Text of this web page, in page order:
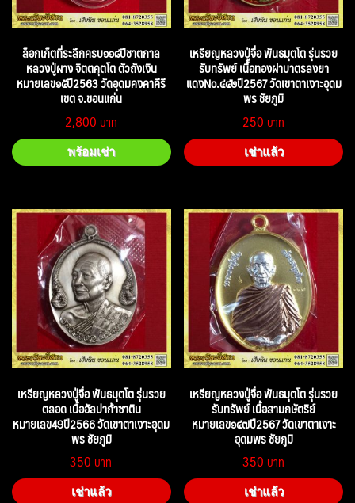
ล็อกเก็ตที่ระลึกครบ๑๑๘ปีชาตกาล
หลวงปู่ผาง จิตตคุตโต ตัวถังเงิน
หมายเลข๑๕ปี2563 วัดอุดมคงคาคีรี
เขต จ.ขอนแก่น
2,800
พร้อมเช่า
เหรียญหลวงปู่จื่อ พันธมุตโต รุ่นรวย
รับทรัพย์ เนื้อทองฝาบาตรลงยา
แดงNo.๔๔๒ปี2567 วัดเขาตาเงาะอุดม
พร ชัยภูมิ
250
เช่าแล้ว
เหรียญหลวงปู่จื่อ พันธมุตโต รุ่นรวย
ตลอด เนื้ออัลปาก้าซาติน
หมายเลข49ปี2566 วัดเขาตาเงาะอุดม
พร ชัยภูมิ
350
เช่าแล้ว
เหรียญหลวงปู่จื่อ พันธมุตโต รุ่นรวย
รับทรัพย์ เนื้อสามกษัตริย์
หมายเลข๑๔๗ปี2567 วัดเขาตาเงาะ
อุดมพร ชัยภูมิ
350
เช่าแล้ว